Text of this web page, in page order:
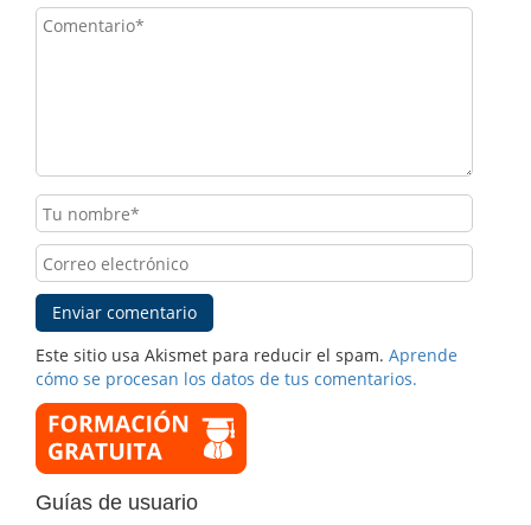
Este sitio usa Akismet para reducir el spam. Aprende
cómo se procesan los datos de tus comentarios.
Guías de usuario